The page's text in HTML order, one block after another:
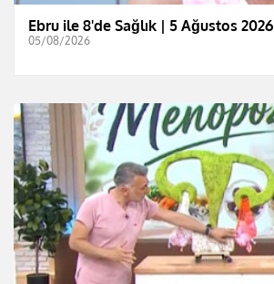
Ebru ile 8'de Sağlık | 5 Ağustos 2026
05/08/2026